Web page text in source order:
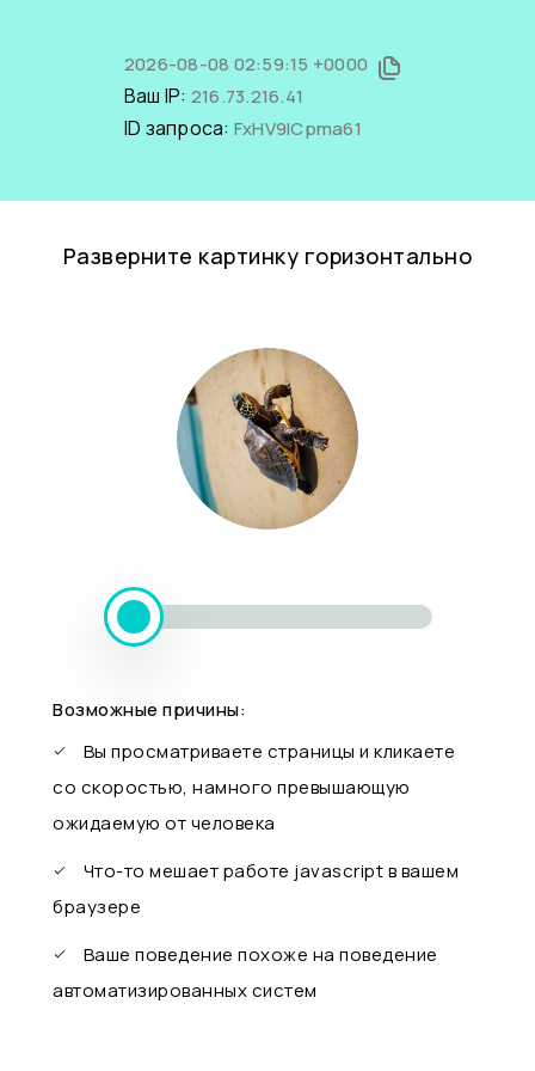
2026-08-08 02:59:15 +0000
Ваш IP: 216.73.216.41
ID запроса: FxHV9ICpma61
Разверните картинку горизонтально
Возможные причины:
Вы просматриваете страницы и кликаете
со скоростью, намного превышающую
ожидаемую от человека
Что-то мешает работе javascript в вашем
браузере
Ваше поведение похоже на поведение
автоматизированных систем